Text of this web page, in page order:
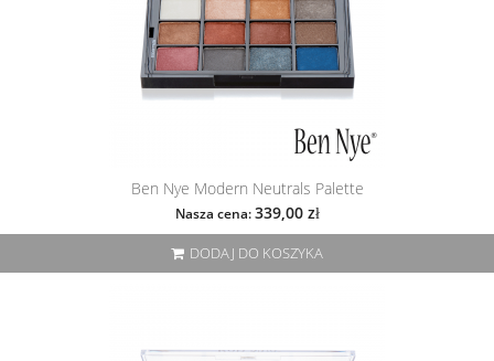
Ben Nye Modern Neutrals Palette
Nasza cena: 339,00 zł
DODAJ DO KOSZYKA